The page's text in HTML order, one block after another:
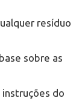
resíduo
sobre as
instruções do